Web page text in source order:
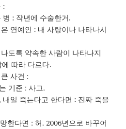
:
: 작년에 수술한거.
연예인 : 내 사랑이나 나타나시
도록 약속한 사람이 나타나지
따라 다르다.
사건 :
기준 : 사고.
일 죽는다고 한다면 : 진짜 죽을
한다면 : 허. 2006년으로 바꾸어